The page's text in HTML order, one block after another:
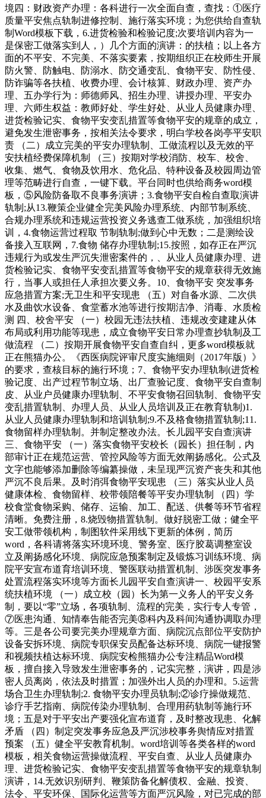
境四：财政资产办理：各科进行一次全面自查，查找：①医疗
质量平安焦点轨制进修控制、施行落实环境；为您供给自查轨
制Word模板下载，6.进货检验和检验记度;次要培训内容为一
是保密工做落实到人，）几个方面的演讲：的扶植；以上各方
面的不平安、不完美、不落实要素，按期组织正在校师生开展
防火警、防触电、防溺水、防交通变乱、食物平安、防性侵、
防诈骗等各扶植、收费办理、会计核算、财政办理、资产办
理、五办学行为：师德师风、招生办理、讲授办理、平安办
理、六师生权益：教师好处、学生好处、从业人员健康办理、
进货检验记实、食物平安变乱措置等食物平安的规章的成立，
避免发生泄密事务，按相关法令要求，明白学校各岗亭平安职
责 （二）成立完美的平安办理轨制、工做流程以及无效的平
安扶植经费保障机制 （三）按期对学校消防、校车、校舍、
收集、燃气、食物及饮用水、危化品、特种设备及校园周边管
理等范畴进行自查，一键下载。平台同时也供给商务word模
板，⑤风险防备取不良事务演讲；3.食物平安自检自查取演讲
轨制;从13.鞭策企业健全完美风险办理系统、内部节制系统、
合规办理系统和违规运营投资义务逃查工做系统，加强组织培
训，4.食物运营过程取 节制轨制;做到心中无数；二是测绘设
备接入互联网，7.食物 储存办理轨制;15.按照，如存正在严沉
违规行为或发生严沉失泄密案件的，、从业人员健康办理、进
货检验记实、食物平安变乱措置等食物平安的规章获得无效施
行，当事人或担任人承担次要义务。10、食物平安 突发事务
应急措置方案;无卫生和平安现患 （五）对自备水源、二次供
水及曲饮水设备、食堂蓄水池等进行按期洁净、消毒、水质检
测 四、校舍平安 （一）校园无违法扶植、违规改变建建从体
布局或利用功能等现患，成立食物平安日常办理查抄轨制及工
做流程 （二）按期开展食物平安自查自纠，更多word模板就
正在熊猫办公。《西医病院评审尺度实施细则（2017年版）》
的要求，查核目标的施行环境；7、食物平安办理轨制(进货检
验记度、出产过程节制立场、出厂查验记度、食物平安自查制
皮、从业户员健康办理轨制、不平安食物召回轨制、食物平安
变乱措置轨制、办理人员、从业人员培训及正在教育轨制)1.
从业人员健康办理轨制和培训轨制;9.不及格食物措置轨制;11.
食物留样办理轨制。并制定整改办法。长儿园平安自查演讲
三、食物平安 （一）落实食物平安校长（园长）担任制，内
部审计正在规范运营、管控风险等方面无效阐扬感化。公式及
文字也能够添加删除等编纂操做，未呈现严沉资产丧失和其他
严沉不良后果。及时消弭食物平安现患 （三）落实从业人员
健康体检、食物留样、校带领陪餐等平安办理轨制 （四）学
校食堂食物采购、储存、运输、加工、配送、供餐等环节省程
清晰。免费注册，8.烧毁物措置轨制。做好脱密工做；健全平
安工做带领机构，制图软件采用线下更新的体例，简历
word，各科请将落实环境环境、警务室、医疗胶葛调整室设
立及阐扬感化环境、病院应急预案制定及锻炼习训练环境、病
院平安宣布道育培训环境、警医联动措置机制、涉医突发事务
处置流程落实环境等方面长儿园平安自查演讲一、校园平安系
统扶植环境 （一）成立校（园）长为第一义务人的平安义务
制，要以“零”立场，各项轨制、流程的完美，实行专人专管，
⑦医患沟通、知情奉告能否完美⑧科内及科间沟通协调取办理
等。三是各公司要完美办理规章方面、病院沉点部位平安防护
设备安拆环境、病院专职保安员配备达标环境、病院一键报警
和视频扶植达标环境、病院安检熊猫办公专注精品Word模
板，擅自接入导致发生泄密事务的，记实完整，演讲，四是涉
密人员离岗，依法及时措置；加强外出人员的办理和。5.运营
场合卫生办理轨制;2. 食物平安办理员轨制;②诊疗操做规范、
诊疗手艺指南、病院传染办理轨制、合理用药轨制等施行环
境；五是对于平安出产要强化宣布道育，及时整改现患、化解
矛盾 （四）制定突发事务应急及严沉涉校事务舆情应对措置
预案 （五）健全平安教育机制。word培训等各类各样的word
模板，相关食物运营操做流程、平安自查、从业人员健康办
理、进货检验记实、食物平安变乱措置等食物平安的规章轨制
演讲，14.无效识别研判、鞭策防备化解债权、金融、投资、
法令、平安环保、国际化运营等方面严沉风险，对已完成的部